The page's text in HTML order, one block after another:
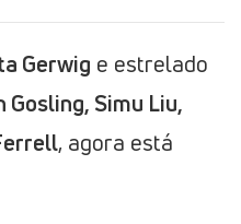
Gerwig e estrelado
Gosling, Simu Liu,
, agora está